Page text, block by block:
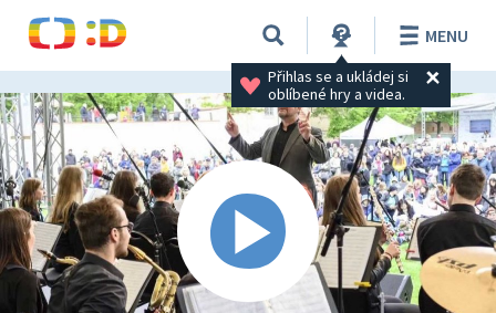
Přihlas se a ukládej si
oblíbené hry a videa.
MENU